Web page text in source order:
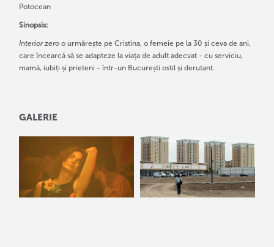
Potocean
Sinopsis:
Interior zero o urmărește pe Cristina, o femeie pe la 30 și ceva de ani,
care încearcă să se adapteze la viața de adult adecvat - cu serviciu,
mamă, iubiți și prieteni - într-un București ostil și derutant.
GALERIE